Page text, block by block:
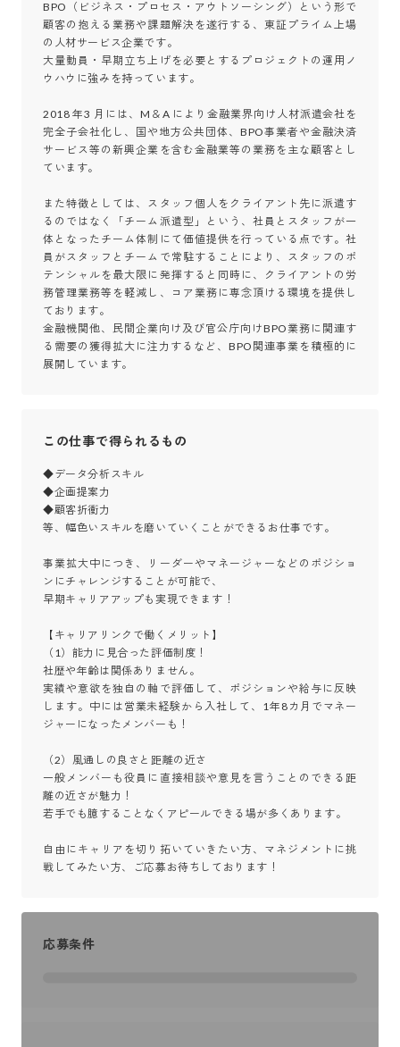
BPO（ビジネス・プロセス・アウトソーシング）という形で
顧客の抱える業務や課題解決を遂行する、東証プライム上場
の人材サービス企業です。
大量動員・早期立ち上げを必要とするプロジェクトの運用ノ
ウハウに強みを持っています。
2018 年3 月には、M＆A により金融業界向け人材派遣会社を
完全子会社化し、国や地方公共団体、BPO事業者や金融決済
サービス等の新興企業を含む金融業等の業務を主な顧客とし
ています。
また特徴としては、スタッフ個人をクライアント先に派遣す
るのではなく「チーム派遣型」という、社員とスタッフが一
体となったチーム体制にて価値提供を行っている点です。社
員がスタッフとチームで常駐することにより、スタッフのポ
テンシャルを最大限に発揮すると同時に、クライアントの労
務管理業務等を軽減し、コア業務に専念頂ける環境を提供し
ております。
金融機関他、民間企業向け及び官公庁向けBPO業務に関連す
る需要の獲得拡大に注力するなど、BPO関連事業を積極的に
展開しています。
この仕事で得られるもの
◆データ分析スキル
◆企画提案力
◆顧客折衝力
等、幅色いスキルを磨いていくことができるお仕事です。
事業拡大中につき、リーダーやマネージャーなどのポジショ
ンにチャレンジすることが可能で、
早期キャリアアップも実現できます！
【キャリアリンクで働くメリット】
（1）能力に見合った評価制度！
社歴や年齢は関係ありません。
実績や意欲を独自の軸で評価して、ポジションや給与に反映
します。中には営業未経験から入社して、1年8カ月でマネー
ジャーになったメンバーも！
（2）風通しの良さと距離の近さ
一般メンバーも役員に直接相談や意見を言うことのできる距
離の近さが魅力！
若手でも臆することなくアピールできる場が多くあります。
自由にキャリアを切り拓いていきたい方、マネジメントに挑
戦してみたい方、ご応募お待ちしております！
応募条件